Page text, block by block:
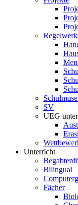
SV
UEG
Unterricht
Bilingual
Fächer